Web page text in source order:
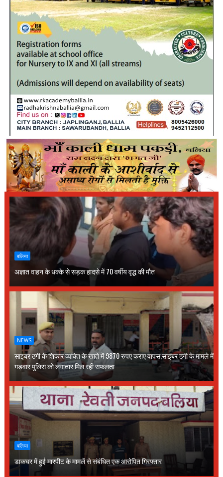
बलिया
अज्ञात वाहन के धक्के से सड़क हादसे में 70 वर्षीय वृद्ध की मौत
NEWS
साइबर ठगी के शिकार व्यक्ति के खाते में 9870 रुपए कराए वापस,साइबर ठगी के मामले में
गड़वार पुलिस को लगातार मिल रही सफलता
बलिया
डाकघर में हुई मारपीट के मामलें से संबंधित एक आरोपित गिरफ्तार